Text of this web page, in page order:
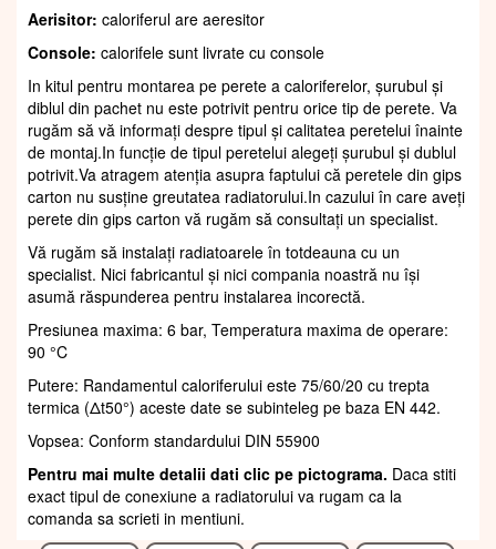
Aerisitor: caloriferul are aeresitor
Console: calorifele sunt livrate cu console
In kitul pentru montarea pe perete a caloriferelor, șurubul și
diblul din pachet nu este potrivit pentru orice tip de perete. Va
rugăm să vă informați despre tipul și calitatea peretelui înainte
de montaj.In funcție de tipul peretelui alegeți șurubul și dublul
potrivit.Va atragem atenția asupra faptului că peretele din gips
carton nu susține greutatea radiatorului.In cazului în care aveți
perete din gips carton vă rugăm să consultați un specialist.
Vă rugăm să instalați radiatoarele în totdeauna cu un
specialist. Nici fabricantul și nici compania noastră nu își
asumă răspunderea pentru instalarea incorectă.
Presiunea maxima: 6 bar, Temperatura maxima de operare:
90 °C
Putere: Randamentul caloriferului este 75/60/20 cu trepta
termica (Δt50°) aceste date se subinteleg pe baza EN 442.
Vopsea: Conform standardului DIN 55900
Pentru mai multe detalii dati clic pe pictograma. Daca stiti
exact tipul de conexiune a radiatorului va rugam ca la
comanda sa scrieti in mentiuni.